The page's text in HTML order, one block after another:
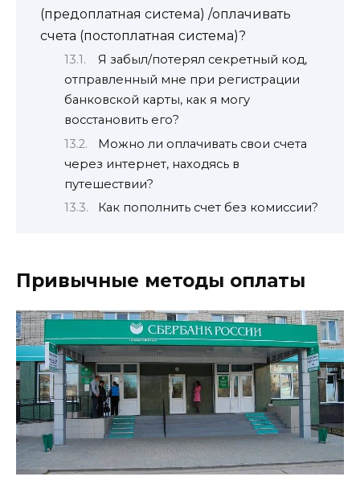
(предоплатная система) /оплачивать
счета (постоплатная система)?
Я забыл/потерял секретный код,
отправленный мне при регистрации
банковской карты, как я могу
восстановить его?
Можно ли оплачивать свои счета
через интернет, находясь в
путешествии?
Как пополнить счет без комиссии?
Привычные методы оплаты